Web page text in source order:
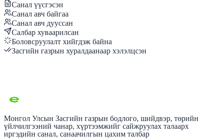
Санал үүсгэсэн
Санал авч байгаа
Санал авч дууссан
Салбар хуваарилсан
Боловсруулалт хийгдэж байна
Засгийн газрын хуралдаанаар хэлэлцсэн
Монгол Улсын Засгийн газрын бодлого, шийдвэр, төрийн
үйлчилгээний чанар, хүртээмжийг сайжруулах талаарх
иргэдийн санал, санаачилгын цахим талбар